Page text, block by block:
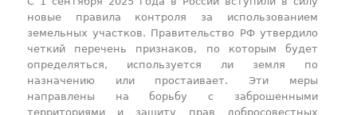
новые правила контроля за использованием
земельных участков. Правительство РФ утвердило
четкий перечень признаков, по которым будет
определяться, используется ли земля по
назначению или простаивает. Эти меры
направлены на борьбу с заброшенными
территориями и защиту прав добросовестных